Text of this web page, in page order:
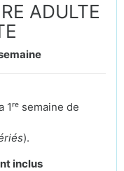
ADULTE
semaine de
).
inclus